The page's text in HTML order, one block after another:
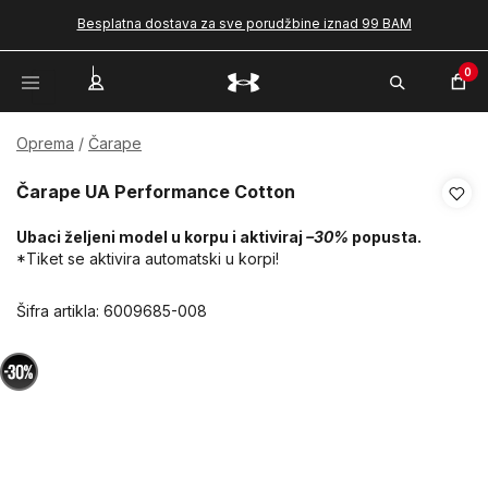
Besplatna dostava za sve porudžbine iznad 99 BAM
0
Oprema Čarape
Čarape UA Performance Cotton
Ubaci željeni model u korpu i aktiviraj –30% popusta.
*Tiket se aktivira automatski u korpi!
Šifra artikla: 6009685-008